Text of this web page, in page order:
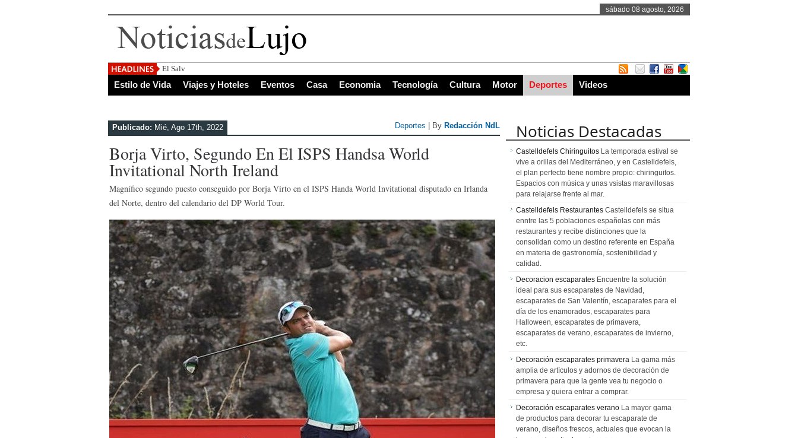
sábado 08 agosto, 2026
El Salvador, uno de los destinos con ma
Estilo de Vida Viajes y Hoteles Eventos Casa Economia Tecnología Cultura Motor Deportes Videos
Publicado: Mié, Ago 17th, 2022 Deportes | By Redacción NdL
Borja Virto, Segundo En El ISPS Handsa World
Invitational North Ireland
Magnífico segundo puesto conseguido por Borja Virto en el ISPS Handa World Invitational disputado en Irlanda
del Norte, dentro del calendario del DP World Tour.
Noticias Destacadas
Castelldefels Chiringuitos La temporada estival se
vive a orillas del Mediterráneo, y en Castelldefels,
el plan perfecto tiene nombre propio: chiringuitos.
Espacios con música y unas vsistas maravillosas
para relajarse frente al mar.
Castelldefels Restaurantes Castelldefels se situa
enntre las 5 poblaciones españolas con más
restaurantes y recibe distinciones que la
consolidan como un destino referente en España
en materia de gastronomía, sostenibilidad y
calidad.
Decoracion escaparates Encuentre la solución
ideal para sus escaparates de Navidad,
escaparates de San Valentín, escaparates para el
día de los enamorados, escaparates para
Halloween, escaparates de primavera,
escaparates de verano, escaparates de invierno,
etc.
Decoración escaparates primavera La gama más
amplia de artículos y adornos de decoración de
primavera para que la gente vea tu negocio o
empresa y quiera entrar a comprar.
Decoración escaparates verano La mayor gama
de productos para decorar tu escaparate de
verano, diseños frescos, actuales que evocan la